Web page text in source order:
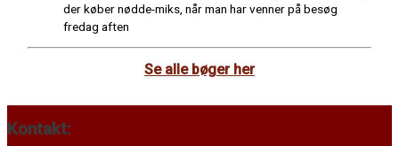
der køber nødde-miks, når man har venner på besøg
fredag aften
Se alle bøger her
Kontakt: